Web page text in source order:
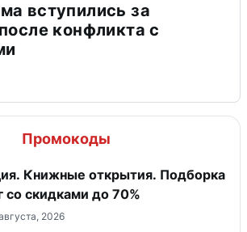
вступились за
конфликта с
Промокоды
Книжные открытия. Подборка
со скидками до 70%
2026